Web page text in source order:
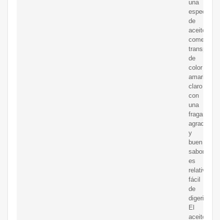
una
especie
de
aceite
comestible
de
color
amarillo
claro
con
una
fragancia
agradable
y
buen
sabor,
es
fácil
de
digerir.
El
aceite